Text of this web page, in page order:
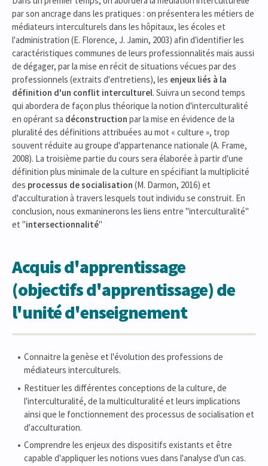
par son ancrage dans les pratiques : on présentera les métiers de
médiateurs interculturels dans les hôpitaux, les écoles et
l'administration (E. Florence, J. Jamin, 2003) afin d'identifier les
caractéristiques communes de leurs professionnalités mais aussi
de dégager, par la mise en récit de situations vécues par des
professionnels (extraits d'entretiens), les enjeux liés à la
définition d'un conflit interculturel. Suivra un second temps
qui abordera de façon plus théorique la notion d'interculturalité
en opérant sa déconstruction par la mise en évidence de la
pluralité des définitions attribuées au mot « culture », trop
souvent réduite au groupe d'appartenance nationale (A. Frame,
2008). La troisième partie du cours sera élaborée à partir d'une
définition plus minimale de la culture en spécifiant la multiplicité
des processus de socialisation (M. Darmon, 2016) et
d'acculturation à travers lesquels tout individu se construit. En
conclusion, nous exmaninerons les liens entre "interculturalité"
et "intersectionnalité"
Acquis d'apprentissage
(objectifs d'apprentissage) de
l'unité d'enseignement
Connaitre la genèse et l'évolution des professions de
médiateurs interculturels.
Restituer les différentes conceptions de la culture, de
l'interculturalité, de la multiculturalité et leurs implications
ainsi que le fonctionnement des processus de socialisation et
d'acculturation.
Comprendre les enjeux des dispositifs existants et être
capable d'appliquer les notions vues dans l'analyse d'un cas.